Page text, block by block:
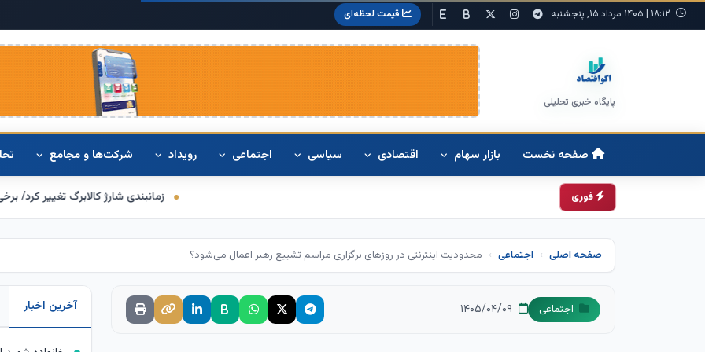
۱۸:۱۲ | ۱۴۰۵ مرداد ۱۵, پنجشنبه قیمت لحظه‌ای
پایگاه خبری تحلیلی
صفحه نخست بازار سهام اقتصادی سیاسی اجتماعی رویداد شرکت‌ها و مجامع
فوری زمانبندی شارژ کالابرگ تغییر کرد/ برخی خانوارها
صفحه اصلی اجتماعی محدودیت اینترنتی در روزهای برگزاری مراسم تشییع رهبر اعمال می‌شود؟
اجتماعی آخرین اخبار